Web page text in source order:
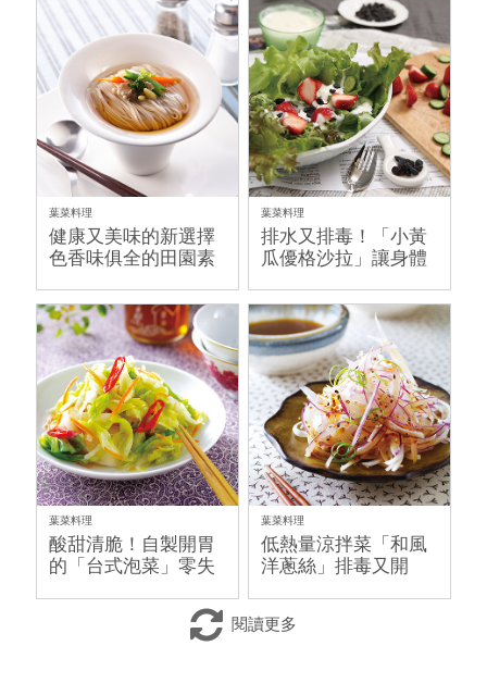
葉菜料理
健康又美味的新選擇
色香味俱全的田園素
葉菜料理
排水又排毒！「小黃
瓜優格沙拉」讓身體
葉菜料理
酸甜清脆！自製開胃
的「台式泡菜」零失
葉菜料理
低熱量涼拌菜「和風
洋蔥絲」排毒又開
閱讀更多